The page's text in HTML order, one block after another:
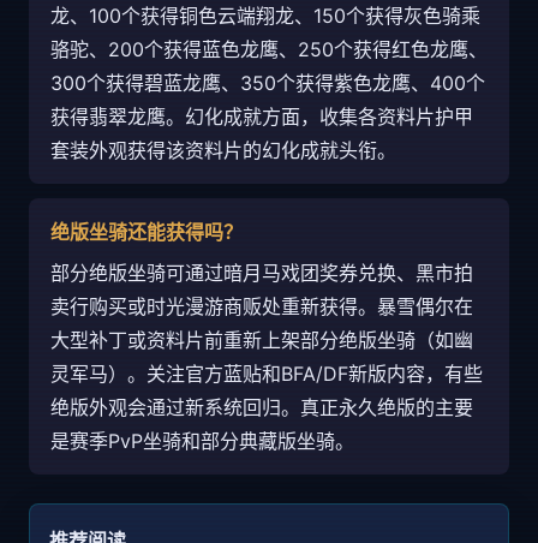
龙、100个获得铜色云端翔龙、150个获得灰色骑乘
骆驼、200个获得蓝色龙鹰、250个获得红色龙鹰、
300个获得碧蓝龙鹰、350个获得紫色龙鹰、400个
获得翡翠龙鹰。幻化成就方面，收集各资料片护甲
套装外观获得该资料片的幻化成就头衔。
绝版坐骑还能获得吗？
部分绝版坐骑可通过暗月马戏团奖券兑换、黑市拍
卖行购买或时光漫游商贩处重新获得。暴雪偶尔在
大型补丁或资料片前重新上架部分绝版坐骑（如幽
灵军马）。关注官方蓝贴和BFA/DF新版内容，有些
绝版外观会通过新系统回归。真正永久绝版的主要
是赛季PvP坐骑和部分典藏版坐骑。